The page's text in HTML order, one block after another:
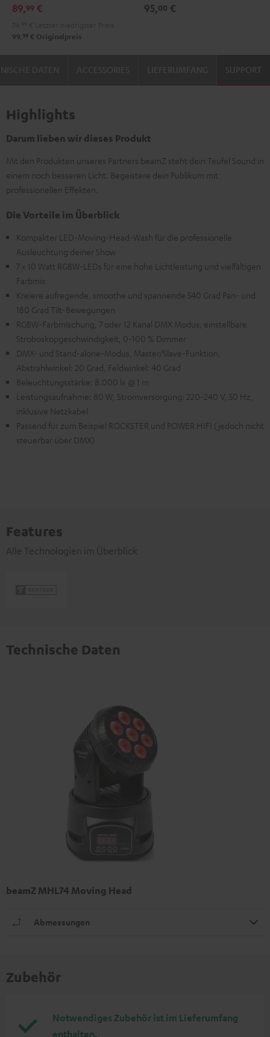
89,99 €
99, 99 € Originalpreis
95,00 €
SUPPORT
Highlights
Darum lieben wir dieses Produkt
Mit den Produkten unseres Partners beamZ steht dein Teufel Sound in
einem noch besseren Licht. Begeistere dein Publikum mit
professionellen Effekten.
Die Vorteile im Überblick
Kompakter LED-Moving-Head-Wash für die professionelle
Ausleuchtung deiner Show
7 x 10 Watt RGBW-LEDs für eine hohe Lichtleistung und vielfältigen
Farbmix
Kreiere aufregende, smoothe und spannende 540 Grad Pan- und
180 Grad Tilt-Bewegungen
RGBW-Farbmischung, 7 oder 12 Kanal DMX Modus, einstellbare
Stroboskopgeschwindigkeit, 0-100 % Dimmer
DMX- und Stand-alone-Modus, Master/Slave-Funktion,
Abstrahlwinkel: 20 Grad, Feldwinkel: 40 Grad
Beleuchtungsstärke: 8.000 lx @ 1 m
Leistungsaufnahme: 80 W, Stromversorgung: 220-240 V, 50 Hz,
inklusive Netzkabel
Passend für zum Beispiel ROCKSTER und POWER HIFI (jedoch nicht
steuerbar über DMX)
Features
Alle Technologien im Überblick
Technische Daten
beamZ MHL74 Moving Head
Abmessungen
Zubehör
Notwendiges Zubehör ist im Lieferumfang
enthalten.